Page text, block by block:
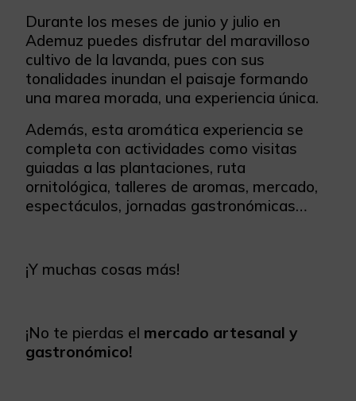
Durante los meses de junio y julio en
Ademuz puedes disfrutar del maravilloso
cultivo de la lavanda, pues con sus
tonalidades inundan el paisaje formando
una marea morada, una experiencia única.
Además, esta aromática experiencia se
completa con actividades como visitas
guiadas a las plantaciones, ruta
ornitológica, talleres de aromas, mercado,
espectáculos, jornadas gastronómicas…
¡Y muchas cosas más!
¡No te pierdas el mercado artesanal y
gastronómico!